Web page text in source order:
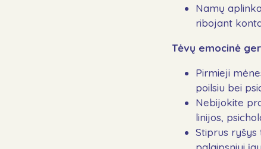
Namų
ribojant
Tėvų emocinė
Pirmieji
poilsiu bei
Nebijokite
linijos,
Stiprus ryšys